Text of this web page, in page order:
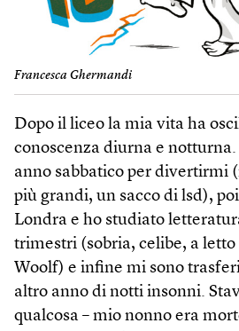
Francesca Ghermandi
Dopo il liceo la mia vita ha
conoscenza diurna e
anno sabbatico per divertirmi
più grandi, un sacco di lsd),
Londra e ho studiato
trimestri (sobria, celibe, a
Woolf) e infine mi sono
altro anno di notti insonni.
qualcosa – mio nonno era